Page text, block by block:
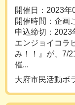
開催日：2023年
開催時間：企画
申込締切：2023
エンジョイコラ
み！！』が、7/
催...
大府市民活動ボ